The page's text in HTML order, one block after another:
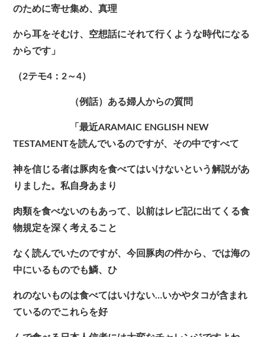
のために寄せ集め、真理
から耳をそむけ、空想話にそれて行くような時代になる
からです」
（2テモ4：2～4）
（例話）ある婦人からの質問
「最近ARAMAIC ENGLISH NEW
TESTAMENTを読んでいるのですが、その中ですべて
神を信じる者は豚肉を食べてはいけないという解説があ
りました。私自身あまり
肉類を食べないのもあって、以前はレビ記に出てくる食
物規定を深く考えること
なく読んでいたのですが、今回豚肉の件から、では海の
中にいるものでも鱗、ひ
れのないものは食べてはいけない…いかやタコが含まれ
ているのでこれらを好